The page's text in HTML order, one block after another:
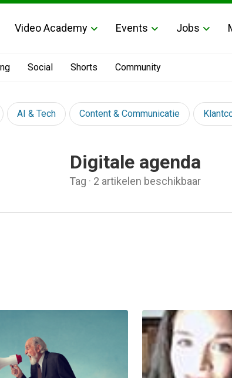
Video Academy Events Jobs
Social Shorts Community
AI & Tech Content & Communicatie
Digitale agenda
Tag · 2 artikelen beschikbaar